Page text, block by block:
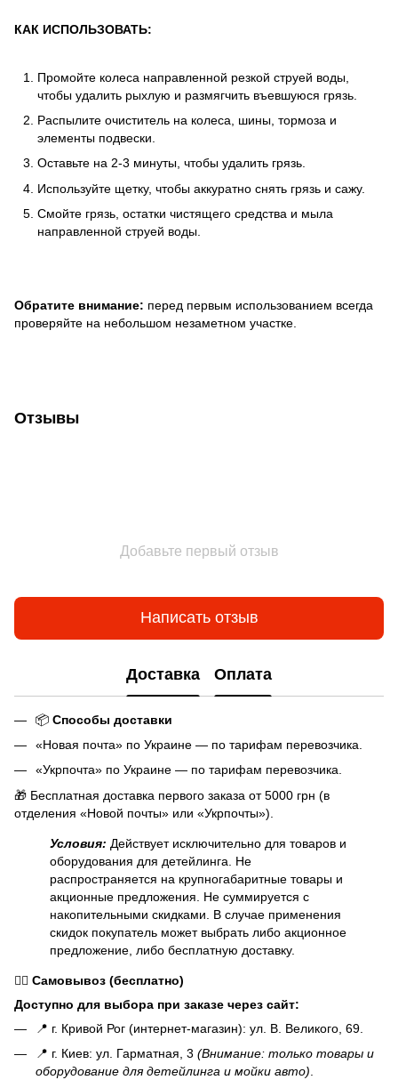
КАК ИСПОЛЬЗОВАТЬ:
Промойте колеса направленной резкой струей воды,
чтобы удалить рыхлую и размягчить въевшуюся грязь.
Распылите очиститель на колеса, шины, тормоза и
элементы подвески.
Оставьте на 2-3 минуты, чтобы удалить грязь.
Используйте щетку, чтобы аккуратно снять грязь и сажу.
Смойте грязь, остатки чистящего средства и мыла
направленной струей воды.
Обратите внимание: перед первым использованием всегда
проверяйте на небольшом незаметном участке.
Отзывы
Добавьте первый отзыв
Написать отзыв
Доставка Оплата
📦 Способы доставки
«Новая почта» по Украине — по тарифам перевозчика.
«Укрпочта» по Украине — по тарифам перевозчика.
🎁 Бесплатная доставка первого заказа от 5000 грн (в
отделения «Новой почты» или «Укрпочты»).
Условия: Действует исключительно для товаров и
оборудования для детейлинга. Не
распространяется на крупногабаритные товары и
акционные предложения. Не суммируется с
накопительными скидками. В случае применения
скидок покупатель может выбрать либо акционное
предложение, либо бесплатную доставку.
🏃‍♂️ Самовывоз (бесплатно)
Доступно для выбора при заказе через сайт:
📍 г. Кривой Рог (интернет-магазин): ул. В. Великого, 69.
📍 г. Киев: ул. Гарматная, 3 (Внимание: только товары и
оборудование для детейлинга и мойки авто)